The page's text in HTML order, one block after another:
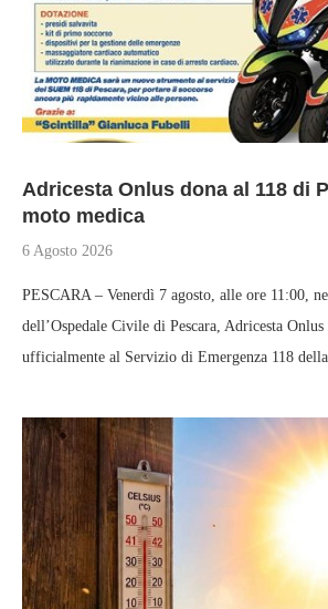
Adricesta Onlus dona al 118 di
moto medica
6 Agosto 2026
PESCARA – Venerdì 7 agosto, alle ore 11:00,
dell’Ospedale Civile di Pescara, Adricesta Onlus
ufficialmente al Servizio di Emergenza 118